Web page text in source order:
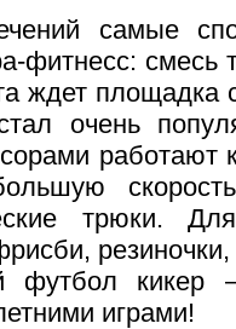
самые
фитнесс: смесь
ждет
очень
трюки.
резиночки,
футбол
играми!